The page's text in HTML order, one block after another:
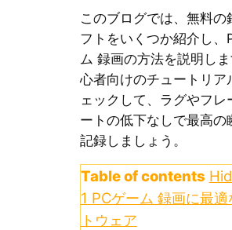
このブログでは、無料の
フトをいくつか紹介し、
ム 録画の方法を説明し
心者向けのチュートリア
ェックして、ラグやフレ
ートの低下なしで最高の
記録しましょう。
Table of contents
1 PCゲーム 録画に最適
トウェア